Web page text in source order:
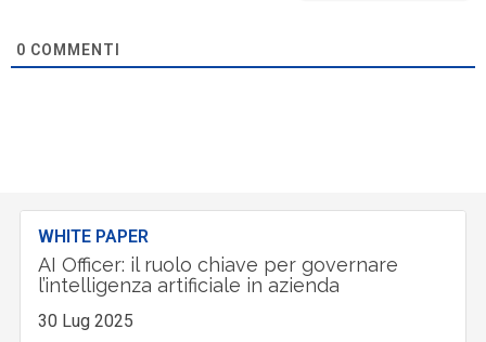
0 COMMENTI
WHITE PAPER
AI Officer: il ruolo chiave per governare
l’intelligenza artificiale in azienda
30 Lug 2025